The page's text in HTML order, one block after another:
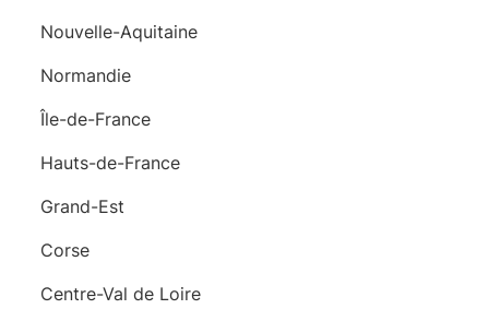
Nouvelle-Aquitaine
Normandie
Île-de-France
Hauts-de-France
Grand-Est
Corse
Centre-Val de Loire